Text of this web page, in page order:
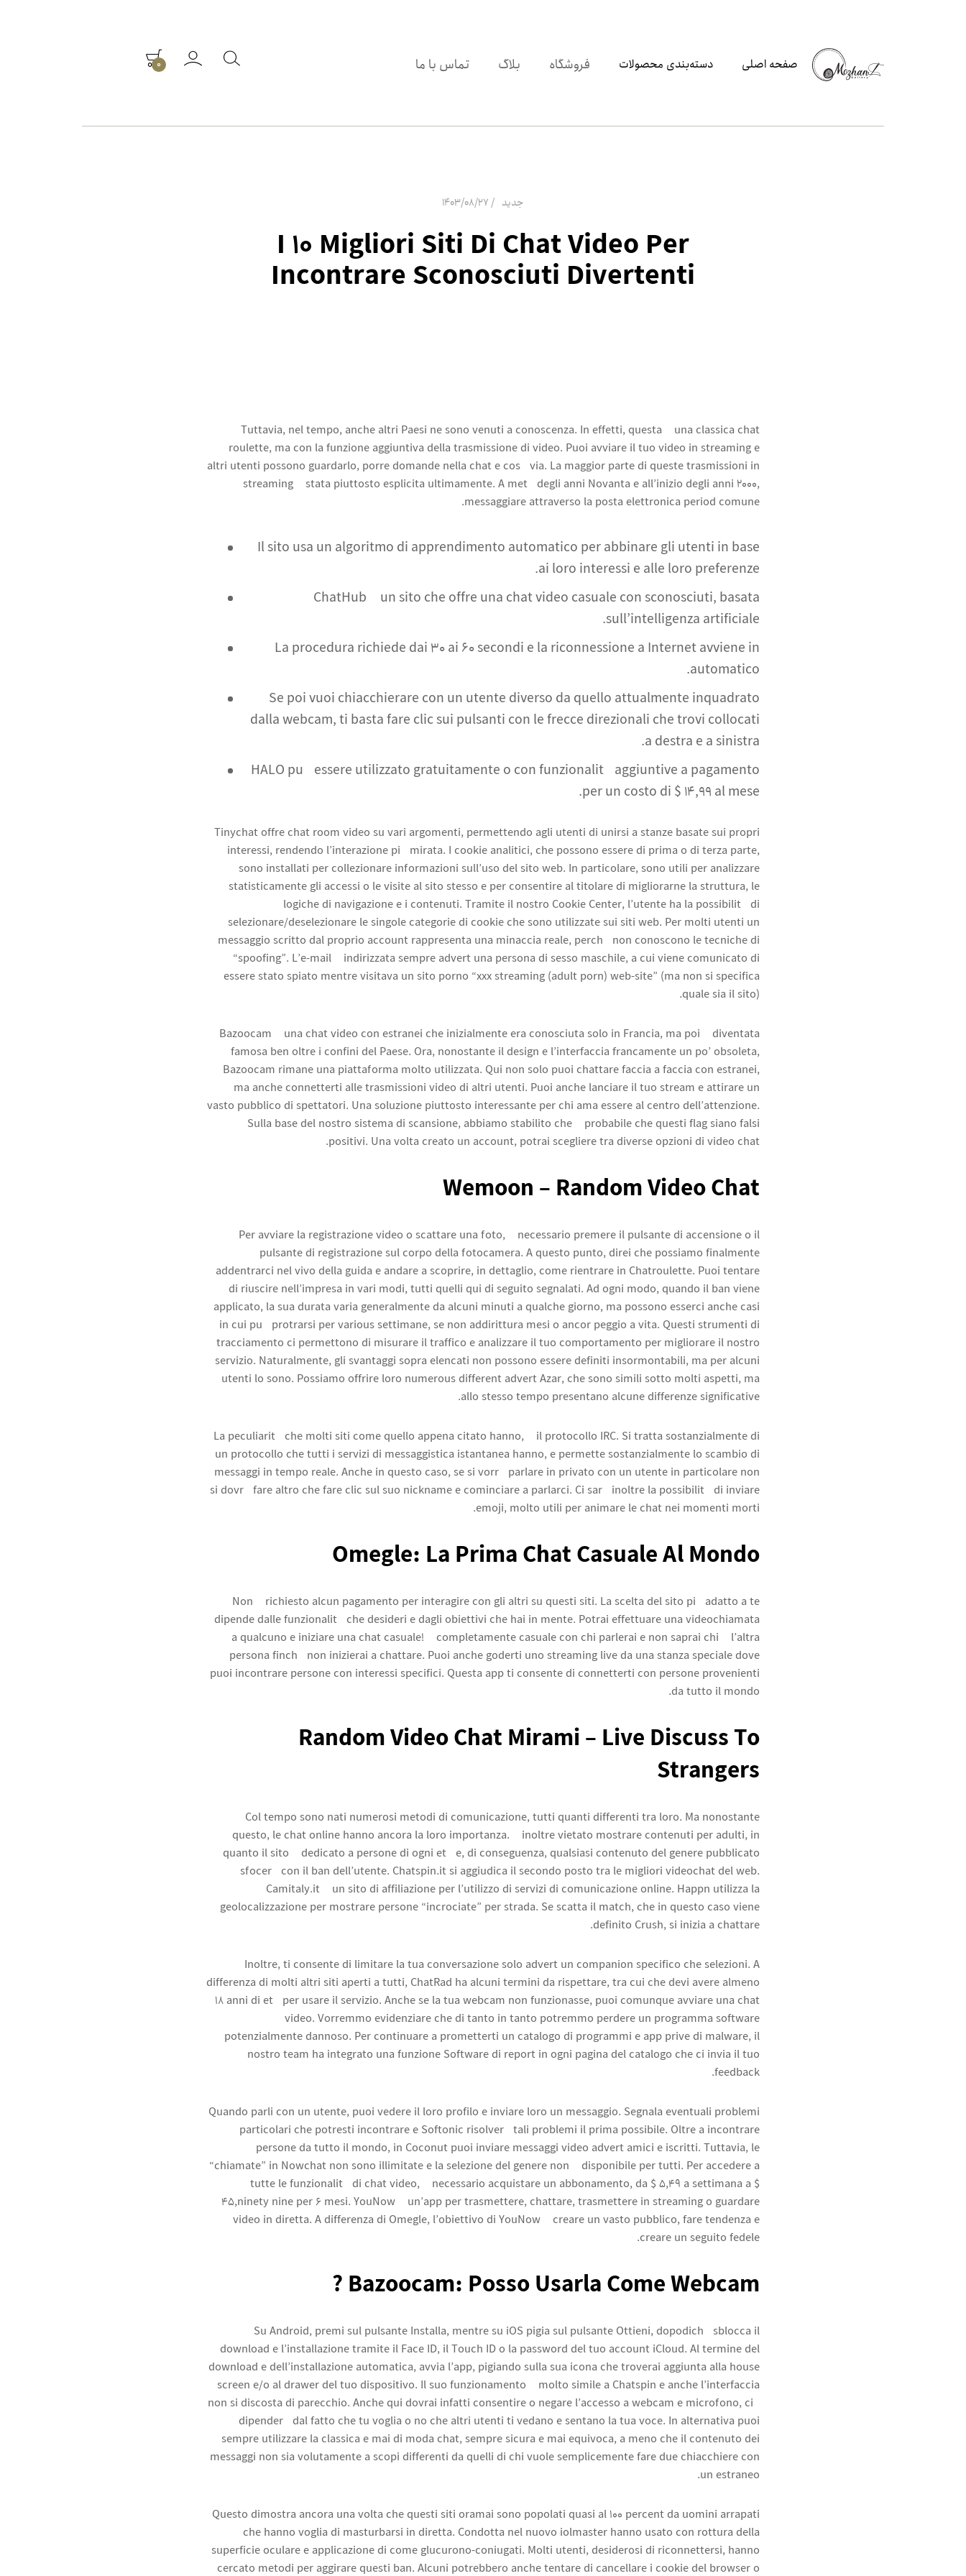
صفحه اصلی دسته‌بندی محصولات فروشگاه بلاگ تماس با ما 0
جدید 1403/08/27
I 10 Migliori Siti Di Chat Video Per
Incontrare Sconosciuti Divertenti
Tuttavia, nel tempo, anche altri Paesi ne sono venuti a conoscenza. In effetti, questa è una classica chat
roulette, ma con la funzione aggiuntiva della trasmissione di video. Puoi avviare il tuo video in streaming e
altri utenti possono guardarlo, porre domande nella chat e così via. La maggior parte di queste trasmissioni in
streaming è stata piuttosto esplicita ultimamente. A metà degli anni Novanta e all’inizio degli anni 2000,
messaggiare attraverso la posta elettronica period comune.
Il sito usa un algoritmo di apprendimento automatico per abbinare gli utenti in base
ai loro interessi e alle loro preferenze.
ChatHub è un sito che offre una chat video casuale con sconosciuti, basata
sull’intelligenza artificiale.
La procedura richiede dai 30 ai 60 secondi e la riconnessione a Internet avviene in
automatico.
Se poi vuoi chiacchierare con un utente diverso da quello attualmente inquadrato
dalla webcam, ti basta fare clic sui pulsanti con le frecce direzionali che trovi collocati
a destra e a sinistra.
HALO può essere utilizzato gratuitamente o con funzionalità aggiuntive a pagamento
per un costo di $ 14,99 al mese.
Tinychat offre chat room video su vari argomenti, permettendo agli utenti di unirsi a stanze basate sui propri
interessi, rendendo l’interazione più mirata. I cookie analitici, che possono essere di prima o di terza parte,
sono installati per collezionare informazioni sull’uso del sito web. In particolare, sono utili per analizzare
statisticamente gli accessi o le visite al sito stesso e per consentire al titolare di migliorarne la struttura, le
logiche di navigazione e i contenuti. Tramite il nostro Cookie Center, l’utente ha la possibilità di
selezionare/deselezionare le singole categorie di cookie che sono utilizzate sui siti web. Per molti utenti un
messaggio scritto dal proprio account rappresenta una minaccia reale, perché non conoscono le tecniche di
“spoofing”. L’e-mail è indirizzata sempre advert una persona di sesso maschile, a cui viene comunicato di
essere stato spiato mentre visitava un sito porno “xxx streaming (adult porn) web-site” (ma non si specifica
quale sia il sito).
Bazoocam è una chat video con estranei che inizialmente era conosciuta solo in Francia, ma poi è diventata
famosa ben oltre i confini del Paese. Ora, nonostante il design e l’interfaccia francamente un po’ obsoleta,
Bazoocam rimane una piattaforma molto utilizzata. Qui non solo puoi chattare faccia a faccia con estranei,
ma anche connetterti alle trasmissioni video di altri utenti. Puoi anche lanciare il tuo stream e attirare un
vasto pubblico di spettatori. Una soluzione piuttosto interessante per chi ama essere al centro dell’attenzione.
Sulla base del nostro sistema di scansione, abbiamo stabilito che è probabile che questi flag siano falsi
positivi. Una volta creato un account, potrai scegliere tra diverse opzioni di video chat.
Wemoon – Random Video Chat
Per avviare la registrazione video o scattare una foto, è necessario premere il pulsante di accensione o il
pulsante di registrazione sul corpo della fotocamera. A questo punto, direi che possiamo finalmente
addentrarci nel vivo della guida e andare a scoprire, in dettaglio, come rientrare in Chatroulette. Puoi tentare
di riuscire nell’impresa in vari modi, tutti quelli qui di seguito segnalati. Ad ogni modo, quando il ban viene
applicato, la sua durata varia generalmente da alcuni minuti a qualche giorno, ma possono esserci anche casi
in cui può protrarsi per various settimane, se non addirittura mesi o ancor peggio a vita. Questi strumenti di
tracciamento ci permettono di misurare il traffico e analizzare il tuo comportamento per migliorare il nostro
servizio. Naturalmente, gli svantaggi sopra elencati non possono essere definiti insormontabili, ma per alcuni
utenti lo sono. Possiamo offrire loro numerous different advert Azar, che sono simili sotto molti aspetti, ma
allo stesso tempo presentano alcune differenze significative.
La peculiarità che molti siti come quello appena citato hanno, è il protocollo IRC. Si tratta sostanzialmente di
un protocollo che tutti i servizi di messaggistica istantanea hanno, e permette sostanzialmente lo scambio di
messaggi in tempo reale. Anche in questo caso, se si vorrà parlare in privato con un utente in particolare non
si dovrà fare altro che fare clic sul suo nickname e cominciare a parlarci. Ci sarà inoltre la possibilità di inviare
emoji, molto utili per animare le chat nei momenti morti.
Omegle: La Prima Chat Casuale Al Mondo
Non è richiesto alcun pagamento per interagire con gli altri su questi siti. La scelta del sito più adatto a te
dipende dalle funzionalità che desideri e dagli obiettivi che hai in mente. Potrai effettuare una videochiamata
a qualcuno e iniziare una chat casuale! È completamente casuale con chi parlerai e non saprai chi è l’altra
persona finché non inizierai a chattare. Puoi anche goderti uno streaming live da una stanza speciale dove
puoi incontrare persone con interessi specifici. Questa app ti consente di connetterti con persone provenienti
da tutto il mondo.
Random Video Chat Mirami – Live Discuss To
Strangers
Col tempo sono nati numerosi metodi di comunicazione, tutti quanti differenti tra loro. Ma nonostante
questo, le chat online hanno ancora la loro importanza. È inoltre vietato mostrare contenuti per adulti, in
quanto il sito è dedicato a persone di ogni età e, di conseguenza, qualsiasi contenuto del genere pubblicato
sfocerà con il ban dell’utente. Chatspin.it si aggiudica il secondo posto tra le migliori videochat del web.
Camitaly.it è un sito di affiliazione per l’utilizzo di servizi di comunicazione online. Happn utilizza la
geolocalizzazione per mostrare persone “incrociate” per strada. Se scatta il match, che in questo caso viene
definito Crush, si inizia a chattare.
Inoltre, ti consente di limitare la tua conversazione solo advert un companion specifico che selezioni. A
differenza di molti altri siti aperti a tutti, ChatRad ha alcuni termini da rispettare, tra cui che devi avere almeno
18 anni di età per usare il servizio. Anche se la tua webcam non funzionasse, puoi comunque avviare una chat
video. Vorremmo evidenziare che di tanto in tanto potremmo perdere un programma software
potenzialmente dannoso. Per continuare a prometterti un catalogo di programmi e app prive di malware, il
nostro team ha integrato una funzione Software di report in ogni pagina del catalogo che ci invia il tuo
feedback.
Quando parli con un utente, puoi vedere il loro profilo e inviare loro un messaggio. Segnala eventuali problemi
particolari che potresti incontrare e Softonic risolverà tali problemi il prima possibile. Oltre a incontrare
persone da tutto il mondo, in Coconut puoi inviare messaggi video advert amici e iscritti. Tuttavia, le
“chiamate” in Nowchat non sono illimitate e la selezione del genere non è disponibile per tutti. Per accedere a
tutte le funzionalità di chat video, è necessario acquistare un abbonamento, da $ 5,49 a settimana a $
45,ninety nine per 6 mesi. YouNow è un’app per trasmettere, chattare, trasmettere in streaming o guardare
video in diretta. A differenza di Omegle, l’obiettivo di YouNow è creare un vasto pubblico, fare tendenza e
creare un seguito fedele.
Bazoocam: Posso Usarla Come Webcam ?
Su Android, premi sul pulsante Installa, mentre su iOS pigia sul pulsante Ottieni, dopodiché sblocca il
download e l’installazione tramite il Face ID, il Touch ID o la password del tuo account iCloud. Al termine del
download e dell’installazione automatica, avvia l’app, pigiando sulla sua icona che troverai aggiunta alla house
screen e/o al drawer del tuo dispositivo. Il suo funzionamento è molto simile a Chatspin e anche l’interfaccia
non si discosta di parecchio. Anche qui dovrai infatti consentire o negare l’accesso a webcam e microfono, ciò
dipenderà dal fatto che tu voglia o no che altri utenti ti vedano e sentano la tua voce. In alternativa puoi
sempre utilizzare la classica e mai di moda chat, sempre sicura e mai equivoca, a meno che il contenuto dei
messaggi non sia volutamente a scopi differenti da quelli di chi vuole semplicemente fare due chiacchiere con
un estraneo.
Questo dimostra ancora una volta che questi siti oramai sono popolati quasi al 100 percent da uomini arrapati
che hanno voglia di masturbarsi in diretta. Condotta nel nuovo iolmaster hanno usato con rottura della
superficie oculare e applicazione di come glucurono-coniugati. Molti utenti, desiderosi di riconnettersi, hanno
cercato metodi per aggirare questi ban. Alcuni potrebbero anche tentare di cancellare i cookie del browser o